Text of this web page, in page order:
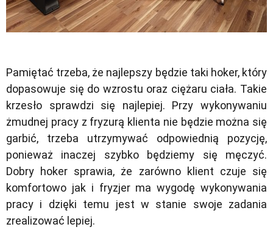
Pamiętać trzeba, że najlepszy będzie taki hoker, który
dopasowuje się do wzrostu oraz ciężaru ciała. Takie
krzesło sprawdzi się najlepiej. Przy wykonywaniu
żmudnej pracy z fryzurą klienta nie będzie można się
garbić, trzeba utrzymywać odpowiednią pozycję,
ponieważ inaczej szybko będziemy się męczyć.
Dobry hoker sprawia, że zarówno klient czuje się
komfortowo jak i fryzjer ma wygodę wykonywania
pracy i dzięki temu jest w stanie swoje zadania
zrealizować lepiej.